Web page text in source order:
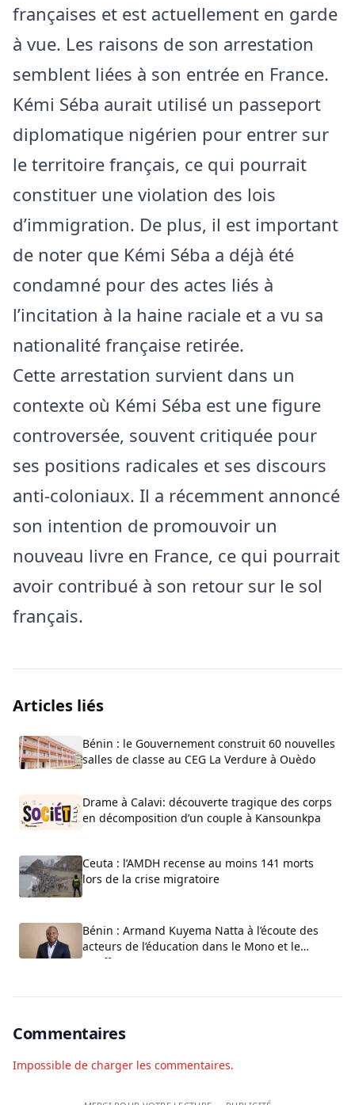
françaises et est actuellement en garde
à vue. Les raisons de son arrestation
semblent liées à son entrée en France.
Kémi Séba aurait utilisé un passeport
diplomatique nigérien pour entrer sur
le territoire français, ce qui pourrait
constituer une violation des lois
d’immigration. De plus, il est important
de noter que Kémi Séba a déjà été
condamné pour des actes liés à
l’incitation à la haine raciale et a vu sa
nationalité française retirée.
Cette arrestation survient dans un
contexte où Kémi Séba est une figure
controversée, souvent critiquée pour
ses positions radicales et ses discours
anti-coloniaux. Il a récemment annoncé
son intention de promouvoir un
nouveau livre en France, ce qui pourrait
avoir contribué à son retour sur le sol
français.
Articles liés
Bénin : le Gouvernement construit 60 nouvelles
salles de classe au CEG La Verdure à Ouèdo
Drame à Calavi: découverte tragique des corps
en décomposition d’un couple à Kansounkpa
Ceuta : l’AMDH recense au moins 141 morts
lors de la crise migratoire
Bénin : Armand Kuyema Natta à l’écoute des
acteurs de l’éducation dans le Mono et le
Couffo
Commentaires
Impossible de charger les commentaires.